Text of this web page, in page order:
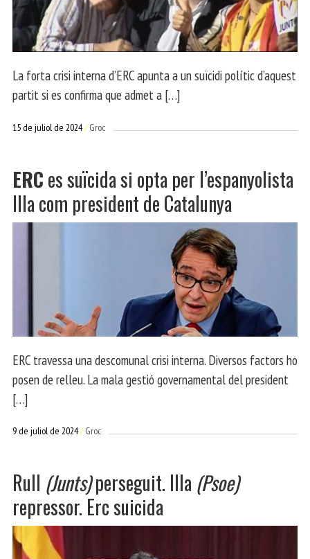
La forta crisi interna d’ERC apunta a un suïcidi polític d’aquest
partit si es confirma que admet a […]
15 de juliol de 2024 Groc
ERCes suïcida si opta per l’espanyolista
Illa com president de Catalunya
ERC travessa una descomunal crisi interna. Diversos factors ho
posen de relleu. La mala gestió governamental del president
[…]
9 de juliol de 2024 Groc
Rull (Junts)perseguit. Illa (Psoe)
repressor. Erc suicida